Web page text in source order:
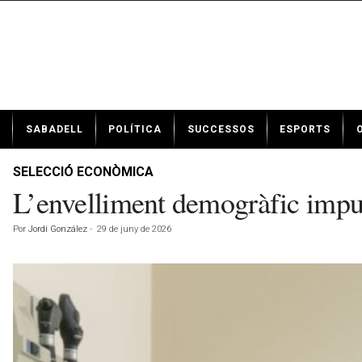
t
SABADELL POLÍTICA SUCCESSOS ESPORTS
SELECCIÓ ECONÒMICA
L’envelliment demogràfic
Por Jordi González - 29 de juny de 2026